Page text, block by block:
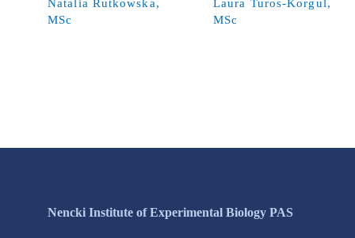
Natalia Rutkowska,
MSc
Laura Turos-Korgul,
MSc
Nencki Institute of Experimental Biology PAS